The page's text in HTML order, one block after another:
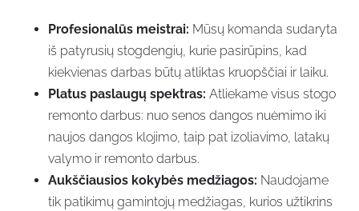
Profesionalūs meistrai: Mūsų komanda sudaryta
iš patyrusių stogdengių, kurie pasirūpins, kad
kiekvienas darbas būtų atliktas kruopščiai ir laiku.
Platus paslaugų spektras: Atliekame visus stogo
remonto darbus: nuo senos dangos nuėmimo iki
naujos dangos klojimo, taip pat izoliavimo, latakų
valymo ir remonto darbus.
Aukščiausios kokybės medžiagos: Naudojame
tik patikimų gamintojų medžiagas, kurios užtikrins